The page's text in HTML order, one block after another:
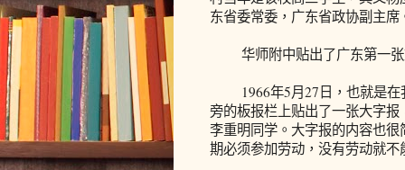
东省委常委，广东省政协副主席
华师附中贴出了广东第一张
1966年5月27日，也就是在
旁的板报栏上贴出了一张大字
李重明同学。大字报的内容也
期必须参加劳动，没有劳动就